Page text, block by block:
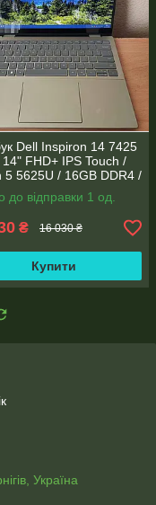
Dell Inspiron 14 7425
FHD+ IPS Touch /
5 5625U / 16GB DDR4 /
SSD / Radeon Vega 7 /
до відправки 1 од.
₴ 16 030 ₴
Купити
Україна